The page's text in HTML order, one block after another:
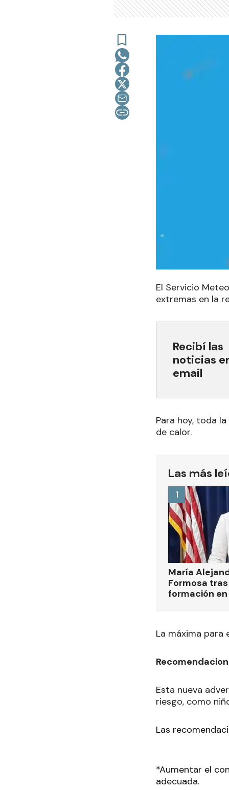
El Servicio
extremas en la
Recibí las
noticias
email
Para hoy, toda
de calor.
Las más
María
Formosa
formación
1
La máxima para
Esta nueva
riesgo, como
Las
*Aumentar el
adecuada.